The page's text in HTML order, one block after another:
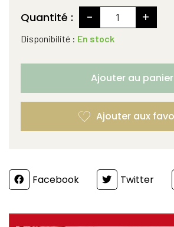
Quantité : - +
Disponibilité : En stock
Ajouter au panier
PartagerFacebook Twitter